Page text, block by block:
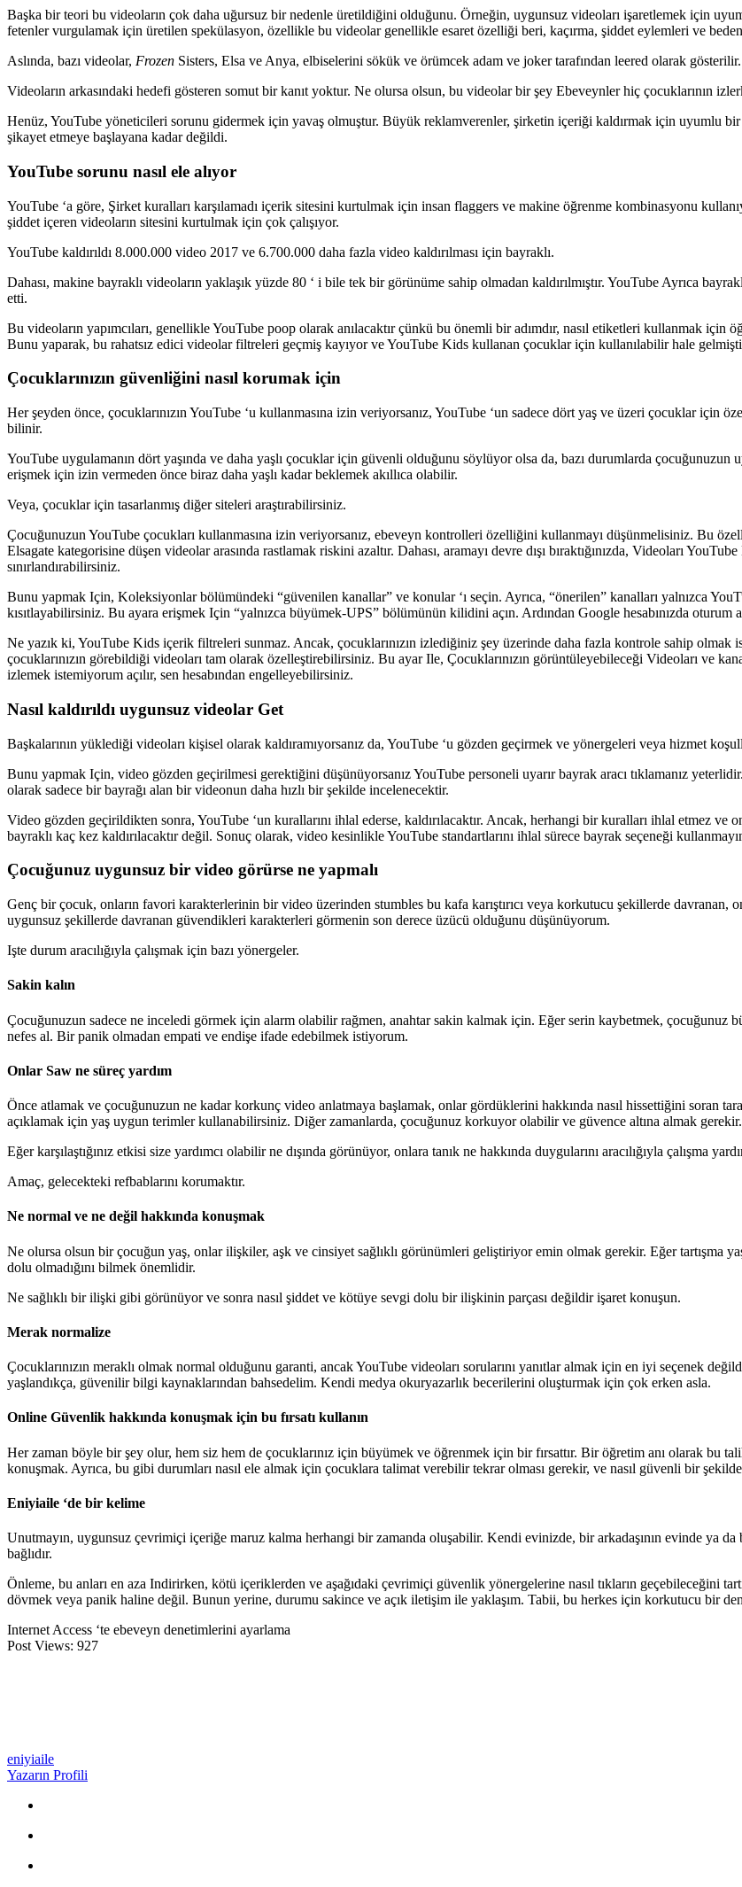
Başka bir teori bu videoların çok daha uğursuz bir nedenle üretildiğini olduğunu. Örneğin, uygunsuz videoları işaretlemek için
fetenler vurgulamak için üretilen spekülasyon, özellikle bu videolar genellikle esaret özelliği beri, kaçırma, şiddet eylemleri ve
Aslında, bazı videolar, Frozen Sisters, Elsa ve Anya, elbiselerini sökük ve örümcek adam ve joker tarafından leered olarak
Videoların arkasındaki hedefi gösteren somut bir kanıt yoktur. Ne olursa olsun, bu videolar bir şey Ebeveynler hiç çocuklarının
Henüz, YouTube yöneticileri sorunu gidermek için yavaş olmuştur. Büyük reklamverenler, şirketin içeriği kaldırmak için uyumlu bir
şikayet etmeye başlayana kadar değildi.
YouTube sorunu nasıl ele alıyor
YouTube ‘a göre, Şirket kuralları karşılamadı içerik sitesini kurtulmak için insan flaggers ve makine öğrenme kombinasyonu
şiddet içeren videoların sitesini kurtulmak için çok çalışıyor.
YouTube kaldırıldı 8.000.000 video 2017 ve 6.700.000 daha fazla video kaldırılması için bayraklı.
Dahası, makine bayraklı videoların yaklaşık yüzde 80 ‘ i bile tek bir görünüme sahip olmadan kaldırılmıştır. YouTube Ayrıca
etti.
Bu videoların yapımcıları, genellikle YouTube poop olarak anılacaktır çünkü bu önemli bir adımdır, nasıl etiketleri kullanmak
Bunu yaparak, bu rahatsız edici videolar filtreleri geçmiş kayıyor ve YouTube Kids kullanan çocuklar için kullanılabilir hale
Çocuklarınızın güvenliğini nasıl korumak için
Her şeyden önce, çocuklarınızın YouTube ‘u kullanmasına izin veriyorsanız, YouTube ‘un sadece dört yaş ve üzeri çocuklar
bilinir.
YouTube uygulamanın dört yaşında ve daha yaşlı çocuklar için güvenli olduğunu söylüyor olsa da, bazı durumlarda
erişmek için izin vermeden önce biraz daha yaşlı kadar beklemek akıllıca olabilir.
Veya, çocuklar için tasarlanmış diğer siteleri araştırabilirsiniz.
Çocuğunuzun YouTube çocukları kullanmasına izin veriyorsanız, ebeveyn kontrolleri özelliğini kullanmayı düşünmelisiniz. Bu
Elsagate kategorisine düşen videolar arasında rastlamak riskini azaltır. Dahası, aramayı devre dışı bıraktığınızda, Videoları
sınırlandırabilirsiniz.
Bunu yapmak Için, Koleksiyonlar bölümündeki “güvenilen kanallar” ve konular ‘ı seçin. Ayrıca, “önerilen” kanalları yalnızca
kısıtlayabilirsiniz. Bu ayara erişmek Için “yalnızca büyümek-UPS” bölümünün kilidini açın. Ardından Google hesabınızda
Ne yazık ki, YouTube Kids içerik filtreleri sunmaz. Ancak, çocuklarınızın izlediğiniz şey üzerinde daha fazla kontrole sahip olmak
çocuklarınızın görebildiği videoları tam olarak özelleştirebilirsiniz. Bu ayar Ile, Çocuklarınızın görüntüleyebileceği Videoları ve
izlemek istemiyorum açılır, sen hesabından engelleyebilirsiniz.
Nasıl kaldırıldı uygunsuz videolar Get
Başkalarının yüklediği videoları kişisel olarak kaldıramıyorsanız da, YouTube ‘u gözden geçirmek ve yönergeleri veya hizmet
Bunu yapmak Için, video gözden geçirilmesi gerektiğini düşünüyorsanız YouTube personeli uyarır bayrak aracı tıklamanız
olarak sadece bir bayrağı alan bir videonun daha hızlı bir şekilde incelenecektir.
Video gözden geçirildikten sonra, YouTube ‘un kurallarını ihlal ederse, kaldırılacaktır. Ancak, herhangi bir kuralları ihlal etmez
bayraklı kaç kez kaldırılacaktır değil. Sonuç olarak, video kesinlikle YouTube standartlarını ihlal sürece bayrak seçeneği
Çocuğunuz uygunsuz bir video görürse ne yapmalı
Genç bir çocuk, onların favori karakterlerinin bir video üzerinden stumbles bu kafa karıştırıcı veya korkutucu şekillerde
uygunsuz şekillerde davranan güvendikleri karakterleri görmenin son derece üzücü olduğunu düşünüyorum.
Işte durum aracılığıyla çalışmak için bazı yönergeler.
Sakin kalın
Çocuğunuzun sadece ne inceledi görmek için alarm olabilir rağmen, anahtar sakin kalmak için. Eğer serin kaybetmek, çocuğunuz
nefes al. Bir panik olmadan empati ve endişe ifade edebilmek istiyorum.
Onlar Saw ne süreç yardım
Önce atlamak ve çocuğunuzun ne kadar korkunç video anlatmaya başlamak, onlar gördüklerini hakkında nasıl hissettiğini soran
açıklamak için yaş uygun terimler kullanabilirsiniz. Diğer zamanlarda, çocuğunuz korkuyor olabilir ve güvence altına almak gerekir.
Eğer karşılaştığınız etkisi size yardımcı olabilir ne dışında görünüyor, onlara tanık ne hakkında duygularını aracılığıyla çalışma
Amaç, gelecekteki refbablarını korumaktır.
Ne normal ve ne değil hakkında konuşmak
Ne olursa olsun bir çocuğun yaş, onlar ilişkiler, aşk ve cinsiyet sağlıklı görünümleri geliştiriyor emin olmak gerekir. Eğer tartışma
dolu olmadığını bilmek önemlidir.
Ne sağlıklı bir ilişki gibi görünüyor ve sonra nasıl şiddet ve kötüye sevgi dolu bir ilişkinin parçası değildir işaret konuşun.
Merak normalize
Çocuklarınızın meraklı olmak normal olduğunu garanti, ancak YouTube videoları sorularını yanıtlar almak için en iyi seçenek
yaşlandıkça, güvenilir bilgi kaynaklarından bahsedelim. Kendi medya okuryazarlık becerilerini oluşturmak için çok erken asla.
Online Güvenlik hakkında konuşmak için bu fırsatı kullanın
Her zaman böyle bir şey olur, hem siz hem de çocuklarınız için büyümek ve öğrenmek için bir fırsattır. Bir öğretim anı olarak bu
konuşmak. Ayrıca, bu gibi durumları nasıl ele almak için çocuklara talimat verebilir tekrar olması gerekir, ve nasıl güvenli bir
Eniyiaile ‘de bir kelime
Unutmayın, uygunsuz çevrimiçi içeriğe maruz kalma herhangi bir zamanda oluşabilir. Kendi evinizde, bir arkadaşının evinde ya
bağlıdır.
Önleme, bu anları en aza Indirirken, kötü içeriklerden ve aşağıdaki çevrimiçi güvenlik yönergelerine nasıl tıkların geçebileceğini
dövmek veya panik haline değil. Bunun yerine, durumu sakince ve açık iletişim ile yaklaşım. Tabii, bu herkes için korkutucu bir
Internet Access ‘te ebeveyn denetimlerini ayarlama
Post Views: 927
eniyiaile
Yazarın Profili